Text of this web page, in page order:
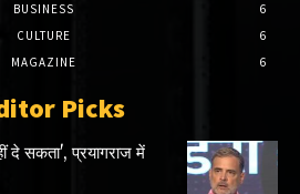
BUSINESS
6
CULTURE
6
MAGAZINE
6
Picks
दे सकता', प्रयागराज में